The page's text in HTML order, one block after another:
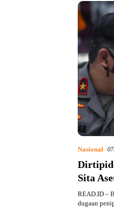
Nasional
Sita
READ.ID –
dugaan